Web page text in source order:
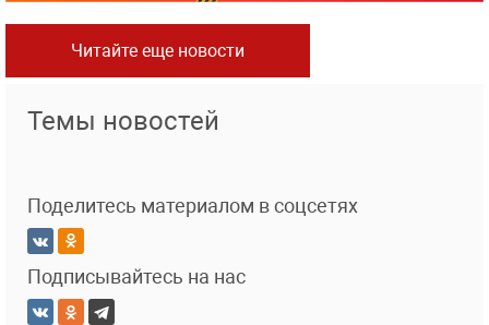
Читайте еще новости
Темы новостей
Поделитесь материалом в соцсетях
Подписывайтесь на нас